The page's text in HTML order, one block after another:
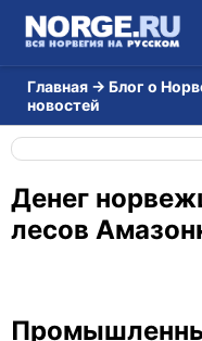
Главная → Блог о
новостей
Денег
лесов